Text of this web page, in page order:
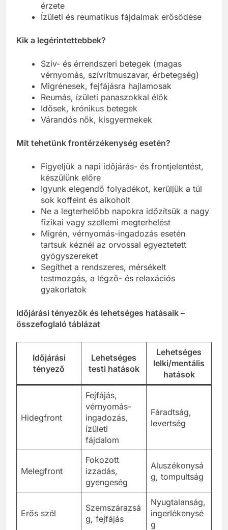
érzete
Ízületi és reumatikus fájdalmak erősödése
Kik a legérintettebbek?
Szív- és érrendszeri betegek (magas
vérnyomás, szívritmuszavar, érbetegség)
Migrénesek, fejfájásra hajlamosak
Reumás, ízületi panaszokkal élők
Idősek, krónikus betegek
Várandós nők, kisgyermekek
Mit tehetünk frontérzékenység esetén?
Figyeljük a napi időjárás- és frontjelentést,
készülünk előre
Igyunk elegendő folyadékot, kerüljük a túl
sok koffeint és alkoholt
Ne a legterhelőbb napokra időzítsük a nagy
fizikai vagy szellemi megterhelést
Migrén, vérnyomás-ingadozás esetén
tartsuk kéznél az orvossal egyeztetett
gyógyszereket
Segíthet a rendszeres, mérsékelt
testmozgás, a légző- és relaxációs
gyakorlatok
Időjárási tényezők és lehetséges hatásaik –
összefoglaló táblázat
Időjárási
tényező
Lehetséges
testi hatások
Lehetséges
lelki/mentális
hatások
Hidegfront
Fejfájás,
vérnyomás-
ingadozás,
ízületi
fájdalom
Fáradtság,
levertség
Melegfront
Fokozott
izzadás,
gyengeség
Aluszékonysá
g, tompultság
Erős szél
Szemszárazsá
g, fejfájás
Nyugtalanság,
ingerlékenysé
g